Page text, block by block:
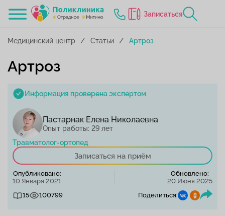
Записаться
Медицинский центр Статьи Артроз
Артроз
Информация проверена экспертом
Пастарнак Елена Николаевна
Опыт работы: 29 лет
Травматолог-ортопед
Записаться на приём
Опубликовано:
10 Января 2021
Обновлено:
20 Июня 2025
15
100799 Поделиться: